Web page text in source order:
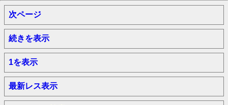
次ページ
続きを表示
1を表示
最新レス表示